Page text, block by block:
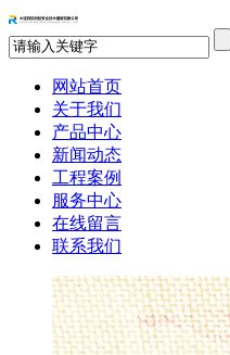
网站首页
关于我们
产品中心
新闻动态
工程案例
服务中心
在线留言
联系我们